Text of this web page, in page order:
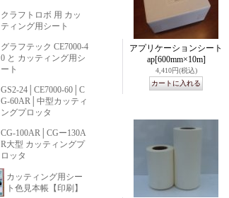
クラフトロボ 用 カッ
ティング用シート
グラフテック CE7000-4
0 と カッティング用シ
ート
GS2-24│CE7000-60│C
G-60AR│中型カッティ
ングプロッタ
CG-100AR│CGー130A
R大型 カッティングプ
ロッタ
カッティング用シー
ト色見本帳【印刷】
アプリケーションシート
ap[600mm×10m]
4,410円(税込)